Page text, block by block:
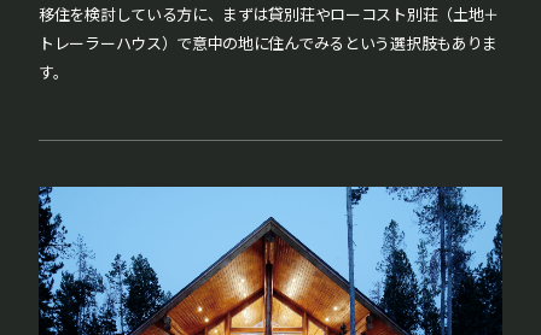
移住を検討している方に、まずは貸別荘やローコスト別荘（土地＋
トレーラーハウス）で意中の地に住んでみるという選択肢もありま
す。